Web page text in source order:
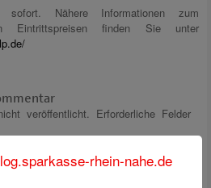
Nähere Informationen zum
Eintrittspreisen finden Sie unter
veröffentlicht.
Erforderliche Felder
rhein-nahe.de